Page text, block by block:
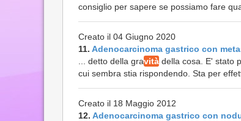
consiglio per sapere se possiamo fare
Creato il 04 Giugno 2020
11. Adenocarcinoma gastrico con
... detto della gravità della cosa. E' stato
cui sembra stia rispondendo. Sta per
Creato il 18 Maggio 2012
12. Adenocarcinoma gastrico con